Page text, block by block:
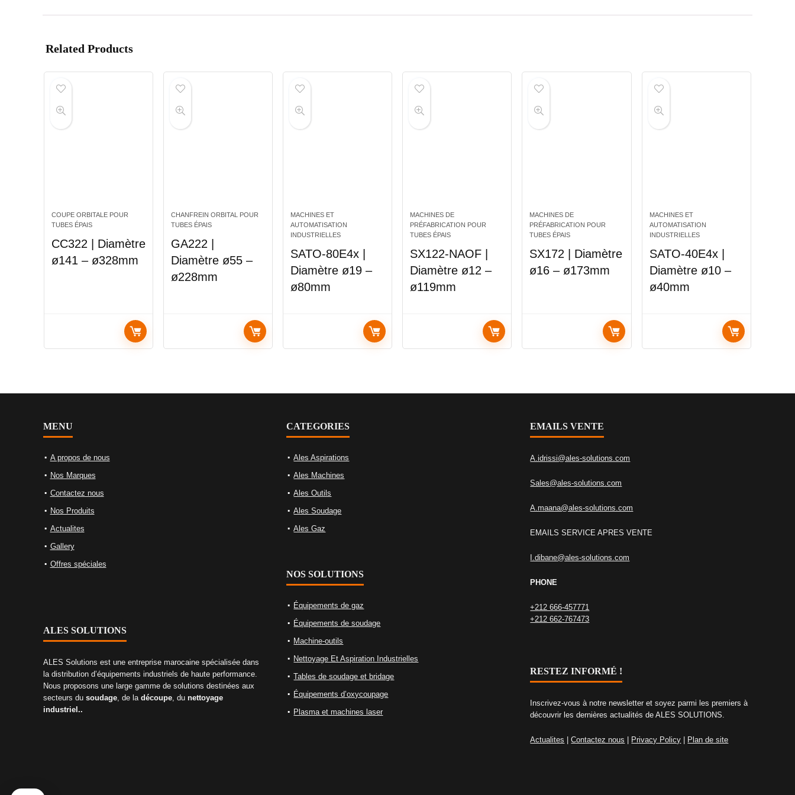
Related Products
COUPE ORBITALE POUR
TUBES ÉPAIS
CC322 | Diamètre
ø141 – ø328mm
CHANFREIN ORBITAL POUR
TUBES ÉPAIS
GA222 |
Diamètre ø55 –
ø228mm
MACHINES ET
AUTOMATISATION
INDUSTRIELLES
SATO-80E4x |
Diamètre ø19 –
ø80mm
MACHINES DE
PRÉFABRICATION POUR
TUBES ÉPAIS
SX122-NAOF |
Diamètre ø12 –
ø119mm
MACHINES DE
PRÉFABRICATION POUR
TUBES ÉPAIS
SX172 | Diamètre
ø16 – ø173mm
MACHINES ET
AUTOMATISATION
INDUSTRIELLES
SATO-40E4x |
Diamètre ø10 –
ø40mm
MENU
A propos de nous
Nos Marques
Contactez nous
Nos Produits
Actualites
Gallery
Offres spéciales
ALES SOLUTIONS
ALES Solutions est une entreprise marocaine spécialisée dans
la distribution d’équipements industriels de haute performance.
Nous proposons une large gamme de solutions destinées aux
secteurs du soudage, de la découpe, du nettoyage
industriel..
CATEGORIES
Ales Aspirations
Ales Machines
Ales Outils
Ales Soudage
Ales Gaz
NOS SOLUTIONS
Équipements de gaz
Équipements de soudage
Machine-outils
Nettoyage Et Aspiration Industrielles
Tables de soudage et bridage
Équipements d’oxycoupage
Plasma et machines laser
EMAILS VENTE
A.idrissi@ales-solutions.com
Sales@ales-solutions.com
A.maana@ales-solutions.com
EMAILS SERVICE APRES VENTE
I.dibane@ales-solutions.com
PHONE
+212 666-457771
+212 662-767473
RESTEZ INFORMÉ !
Inscrivez-vous à notre newsletter et soyez parmi les premiers à
découvrir les dernières actualités de ALES SOLUTIONS.
Actualites |Contactez nous Privacy Policy Plan de site